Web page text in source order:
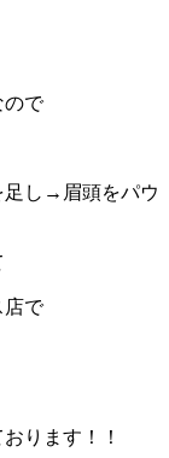
ので
足し→眉頭をパウ
店で
ります！！